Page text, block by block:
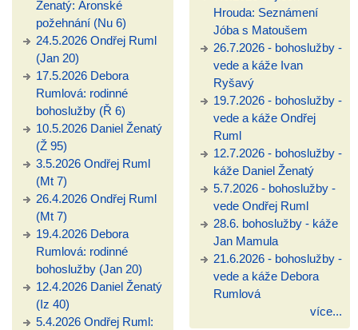
Ženatý: Áronské
požehnání (Nu 6)
24.5.2026 Ondřej Ruml
(Jan 20)
17.5.2026 Debora
Rumlová: rodinné
bohoslužby (Ř 6)
10.5.2026 Daniel Ženatý
(Ž 95)
3.5.2026 Ondřej Ruml
(Mt 7)
26.4.2026 Ondřej Ruml
(Mt 7)
19.4.2026 Debora
Rumlová: rodinné
bohoslužby (Jan 20)
12.4.2026 Daniel Ženatý
(Iz 40)
5.4.2026 Ondřej Ruml:
Hrouda: Seznámení
Jóba s Matoušem
26.7.2026 - bohoslužby -
vede a káže Ivan
Ryšavý
19.7.2026 - bohoslužby -
vede a káže Ondřej
Ruml
12.7.2026 - bohoslužby -
káže Daniel Ženatý
5.7.2026 - bohoslužby -
vede Ondřej Ruml
28.6. bohoslužby - káže
Jan Mamula
21.6.2026 - bohoslužby -
vede a káže Debora
Rumlová
více...